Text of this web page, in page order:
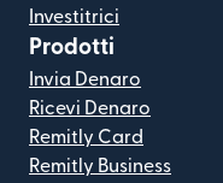
Investitrici
Prodotti
Invia Denaro
Ricevi Denaro
Remitly Card
Remitly Business